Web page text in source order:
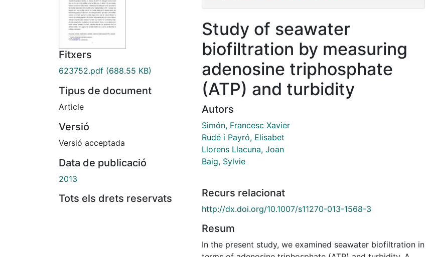
Fitxers
623752.pdf (688.55 KB)
Tipus de document
Article
Versió
Versió acceptada
Data de publicació
2013
Tots els drets reservats
Study of seawater
biofiltration by measuring
adenosine triphosphate
(ATP) and turbidity
Autors
Simón, Francesc Xavier
Rudé i Payró, Elisabet
Llorens Llacuna, Joan
Baig, Sylvie
Recurs relacionat
http://dx.doi.org/10.1007/s11270-013-1568-3
Resum
In the present study, we examined seawater biofiltration in